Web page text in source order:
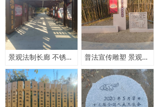
景观法制长廊 不锈钢雕塑定制 公园走廊 廊架 普法宣传雕塑 景观小品定制 公园景观摆件 厂家直营 不锈钢